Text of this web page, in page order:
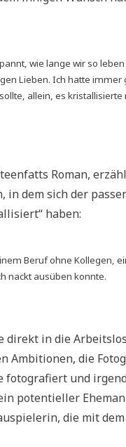
wie lange wir so
Lieben. Ich hatte
allein, es
Roman,
dem sich der
haben:
Beruf ohne Kollegen,
nackt ausüben konnte.
direkt in die
Ambitionen, die
fotografiert und
potentieller
die mit